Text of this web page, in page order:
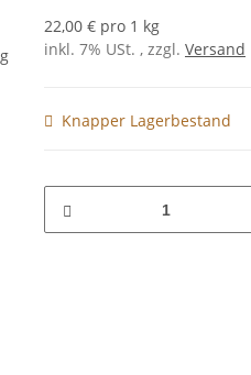
22,00 € pro 1 kg
inkl. 7% USt. , zzgl. Versand
Knapper Lagerbestand